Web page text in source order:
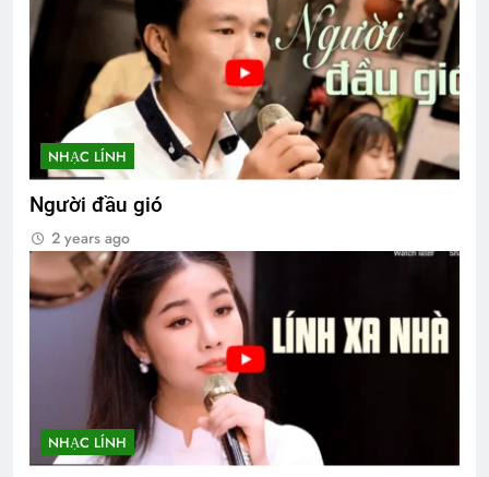
NHẠC LÍNH
Người đầu gió
2 years ago
NHẠC LÍNH